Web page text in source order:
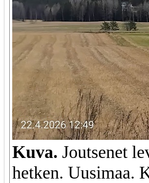
Kuva. Joutsenet
hetken. Uusimaa.